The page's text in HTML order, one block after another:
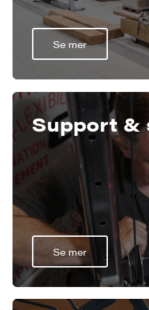
Se mer
Support &
Se mer